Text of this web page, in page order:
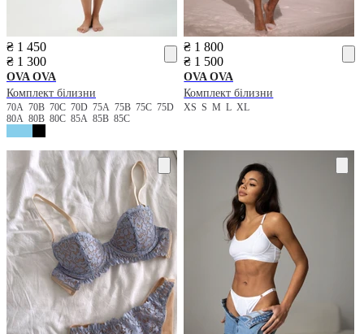
₴ 1 450
₴ 1 300
OVA OVA
Комплект білизни
70A 70B 70C 70D 75A 75B 75C 75D
80A 80B 80C 85A 85B 85C
₴ 1 800
₴ 1 500
OVA OVA
Комплект білизни
XSSMLXL